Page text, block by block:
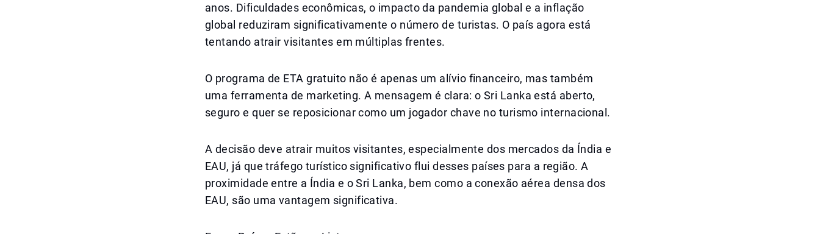
anos. Dificuldades econômicas, o impacto da pandemia global e a inflação
global reduziram significativamente o número de turistas. O país agora está
tentando atrair visitantes em múltiplas frentes.
O programa de ETA gratuito não é apenas um alívio financeiro, mas também
uma ferramenta de marketing. A mensagem é clara: o Sri Lanka está aberto,
seguro e quer se reposicionar como um jogador chave no turismo internacional.
A decisão deve atrair muitos visitantes, especialmente dos mercados da Índia e
EAU, já que tráfego turístico significativo flui desses países para a região. A
proximidade entre a Índia e o Sri Lanka, bem como a conexão aérea densa dos
EAU, são uma vantagem significativa.